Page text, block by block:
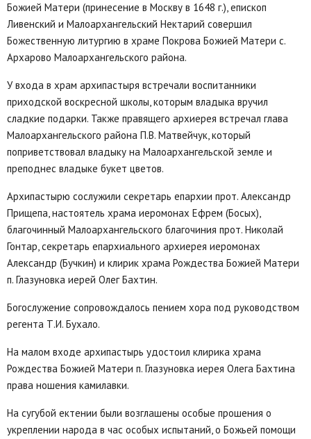
Божией Матери (принесение в Москву в 1648 г.), епископ
Ливенский и Малоархангельский Нектарий совершил
Божественную литургию в храме Покрова Божией Матери с.
Архарово Малоархангельского района.
У входа в храм архипастыря встречали воспитанники
приходской воскресной школы, которым владыка вручил
сладкие подарки. Также правящего архиерея встречал глава
Малоархангельского района П.В. Матвейчук, который
поприветствовал владыку на Малоархангельской земле и
преподнес владыке букет цветов.
Архипастырю сослужили секретарь епархии прот. Александр
Прищепа, настоятель храма иеромонах Ефрем (Босых),
благочинный Малоархангельского благочиния прот. Николай
Гонтар, секретарь епархиального архиерея иеромонах
Александр (Бучкин) и клирик храма Рождества Божией Матери
п. Глазуновка иерей Олег Бахтин.
Богослужение сопровождалось пением хора под руководством
регента Т.И. Бухало.
На малом входе архипастырь удостоил клирика храма
Рождества Божией Матери п. Глазуновка иерея Олега Бахтина
права ношения камилавки.
На сугубой ектении были возглашены особые прошения о
укреплении народа в час особых испытаний, о Божьей помощи